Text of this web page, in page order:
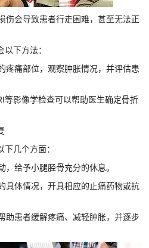
伤会导致患者行走困难，甚至无法正
下方法：
疼痛部位，观察肿胀情况，并评估患
等影像学检查可以帮助医生确定骨折
几个方面：
给予小腿胫骨充分的休息。
具体情况，开具相应的止痛药物或抗
助患者缓解疼痛、减轻肿胀，并逐步